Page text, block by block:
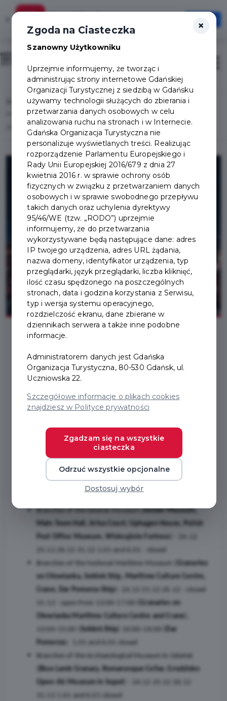
Szybciej, wygodniej, zawsze pod ręką
Otwórz
Sign in / Sign up
Home
News list
Museum opening hours during the Christmas and New Year period 2025–
MUSEUM OPENING
HOURS DURING THE
YEAR PERIOD 2025–2026
During the Christmas and New Year period 2025-2026
museums and attractions will be open on the following days
Branches of the Gdańsk Museum (Amber Museum,
Main Town Hall, Artus Court, Uphagen House, Polish
Post Office Museum, Wisłoujście Fortress
Granaries
on Ołowianka, Sołdek Ship, Maritime Culture Centre,
Crane, Dar Pomorza Ship
)- 24.12 25.12 26.12 - closed
31.12 - open from 13:00-17:00 (
Granaries on
Ołowianka Maritime Culture Centre and Crane
Sołdek Ship
Dar
Pomorza ); 1.01 and 6.01 closed
Branches of the Archaeological Museum in Gdańsk
Blue Lamb Granary, Romanesque Cellar, Grodzisko
Open-Air Museum in Sopot
×
Zgoda na Ciasteczka
Szanowny Użytkowniku
Uprzejmie informujemy, że tworząc i
administrując strony internetowe Gdańskiej
Organizacji Turystycznej z siedzibą w Gdańsku
używamy technologii służących do zbierania i
przetwarzania danych osobowych w celu
analizowania ruchu na stronach i w Internecie.
Gdańska Organizacja Turystyczna nie
personalizuje wyświetlanych treści. Realizując
rozporządzenie Parlamentu Europejskiego i
Rady Unii Europejskiej 2016/679 z dnia 27
kwietnia 2016 r. w sprawie ochrony osób
fizycznych w związku z przetwarzaniem danych
osobowych i w sprawie swobodnego przepływu
takich danych oraz uchylenia dyrektywy
95/46/WE (tzw. „RODO”) uprzejmie
informujemy, że do przetwarzania
wykorzystywane będą następujące dane: adres
IP twojego urządzenia, adres URL żądania,
nazwa domeny, identyfikator urządzenia, typ
przeglądarki, język przeglądarki, liczba kliknięć,
ilość czasu spędzonego na poszczególnych
stronach, data i godzina korzystania z Serwisu,
typ i wersja systemu operacyjnego,
rozdzielczość ekranu, dane zbierane w
dziennikach serwera a także inne podobne
informacje.
Administratorem danych jest Gdańska
Organizacja Turystyczna, 80-530 Gdańsk, ul.
Uczniowska 22.
Szczegółowe informacje o plikach cookies
znajdziesz w Polityce prywatności
Zgadzam się na wszystkie
ciasteczka
Odrzuć wszystkie opcjonalne
Dostosuj wybór